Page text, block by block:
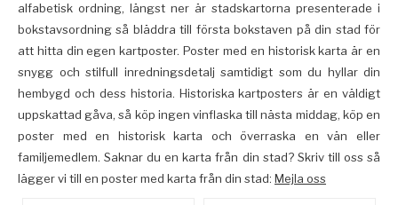
alfabetisk ordning, längst ner är stadskartorna presenterade i
bokstavsordning så bläddra till första bokstaven på din stad för
att hitta din egen kartposter. Poster med en historisk karta är en
snygg och stilfull inredningsdetalj samtidigt som du hyllar din
hembygd och dess historia. Historiska kartposters är en väldigt
uppskattad gåva, så köp ingen vinflaska till nästa middag, köp en
poster med en historisk karta och överraska en vän eller
familjemedlem. Saknar du en karta från din stad? Skriv till oss så
lägger vi till en poster med karta från din stad: Mejla oss